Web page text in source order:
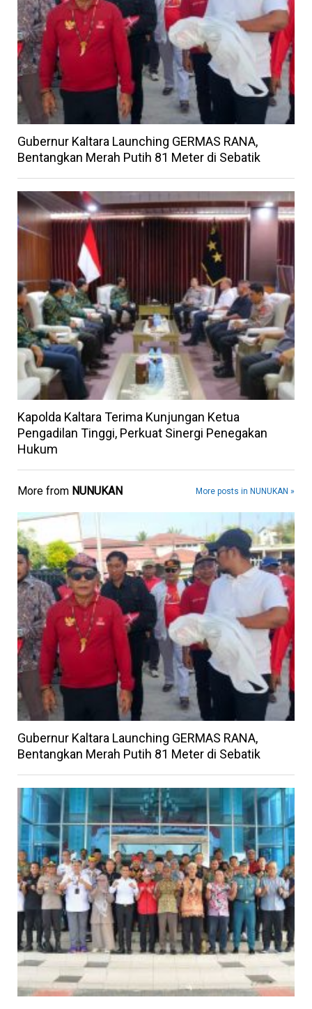
Gubernur Kaltara Launching GERMAS RANA,
Bentangkan Merah Putih 81 Meter di Sebatik
Kapolda Kaltara Terima Kunjungan Ketua
Pengadilan Tinggi, Perkuat Sinergi Penegakan
Hukum
More from NUNUKAN More posts in NUNUKAN »
Gubernur Kaltara Launching GERMAS RANA,
Bentangkan Merah Putih 81 Meter di Sebatik